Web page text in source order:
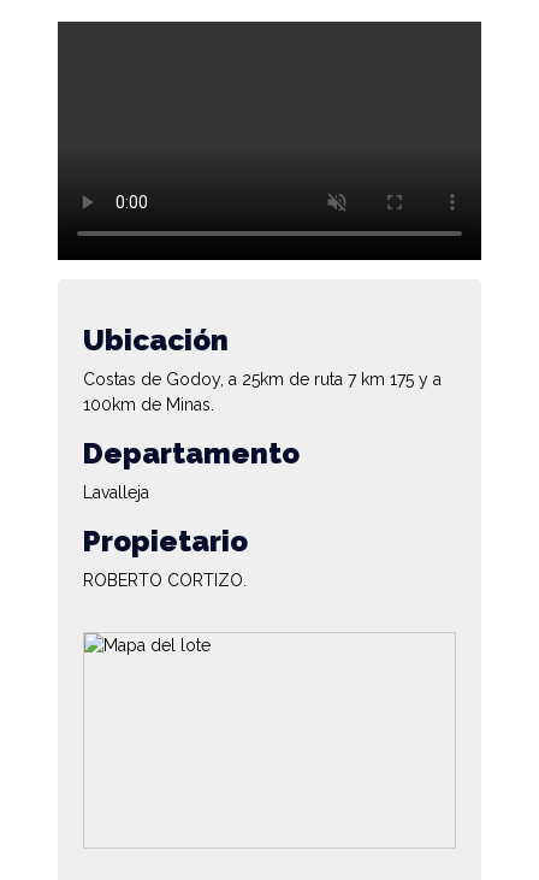
Ubicación
Costas de Godoy, a 25km de ruta 7 km 175 y a
100km de Minas.
Departamento
Lavalleja
Propietario
ROBERTO CORTIZO.